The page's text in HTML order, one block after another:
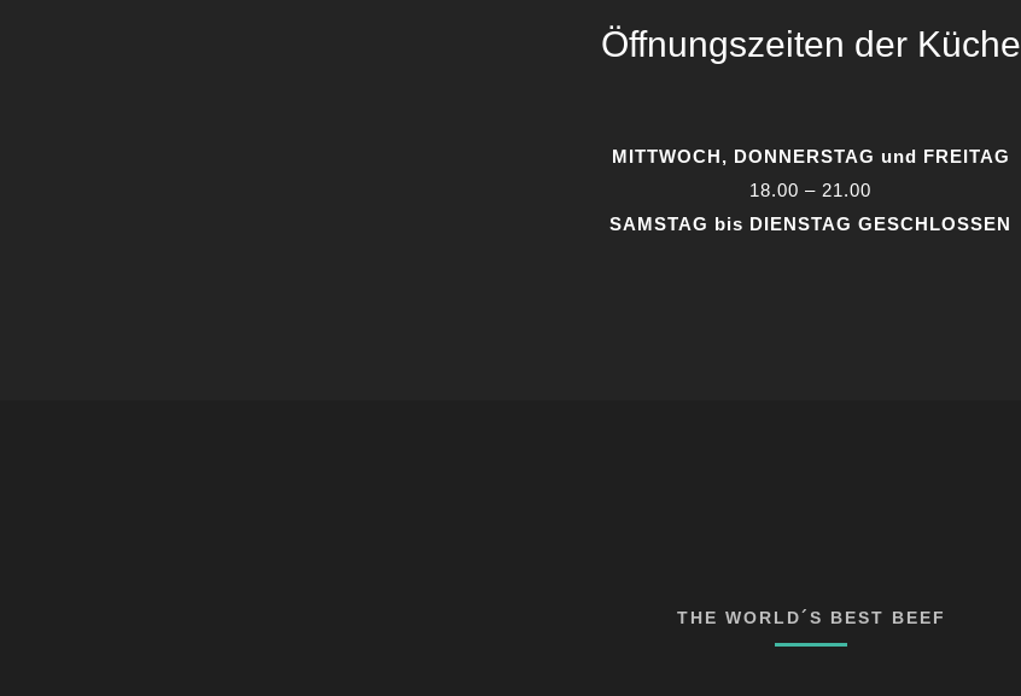
Öffnungszeiten der Küche
MITTWOCH, DONNERSTAG und FREITAG
18.00 – 21.00
SAMSTAG bis DIENSTAG GESCHLOSSEN
THE WORLD´S BEST BEEF